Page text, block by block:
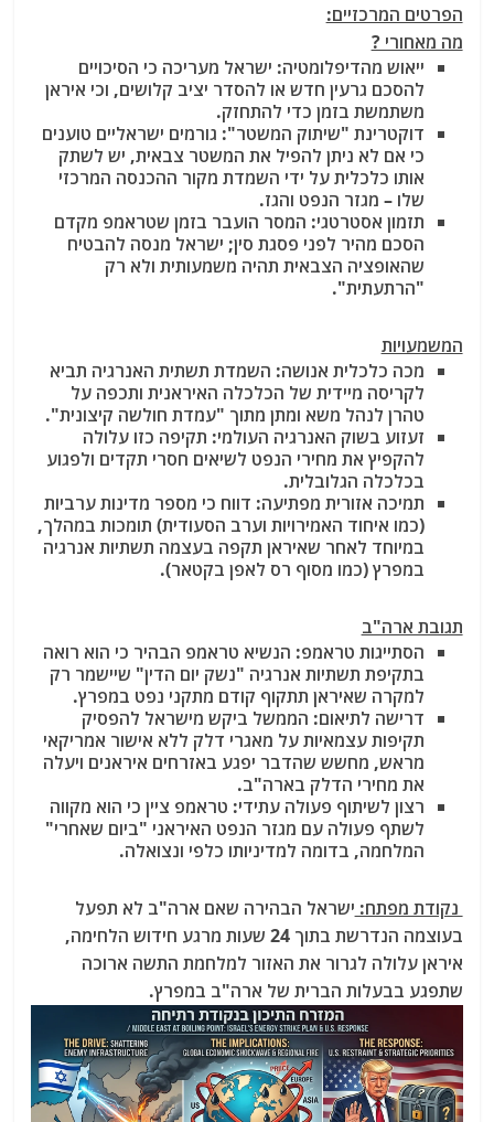
הפרטים המרכזיים:
מה מאחורי ?
ייאוש מהדיפלומטיה: ישראל מעריכה כי הסיכויים
להסכם גרעין חדש או להסדר יציב קלושים, וכי איראן
משתמשת בזמן כדי להתחזק.
דוקטרינת "שיתוק המשטר": גורמים ישראליים טוענים
כי אם לא ניתן להפיל את המשטר צבאית, יש לשתק
אותו כלכלית על ידי השמדת מקור ההכנסה המרכזי
שלו – מגזר הנפט והגז.
תזמון אסטרטגי: המסר הועבר בזמן שטראמפ מקדם
הסכם מהיר לפני פסגת סין; ישראל מנסה להבטיח
שהאופציה הצבאית תהיה משמעותית ולא רק
"הרתעתית".
המשמעויות
מכה כלכלית אנושה: השמדת תשתית האנרגיה תביא
לקריסה מיידית של הכלכלה האיראנית ותכפה על
טהרן לנהל משא ומתן מתוך "עמדת חולשה קיצונית".
זעזוע בשוק האנרגיה העולמי: תקיפה כזו עלולה
להקפיץ את מחירי הנפט לשיאים חסרי תקדים ולפגוע
בכלכלה הגלובלית.
תמיכה אזורית מפתיעה: דווח כי מספר מדינות ערביות
(כמו איחוד האמירויות וערב הסעודית) תומכות במהלך,
במיוחד לאחר שאיראן תקפה בעצמה תשתיות אנרגיה
במפרץ (כמו מסוף רס לאפן בקטאר).
תגובת ארה"ב
הסתייגות טראמפ: הנשיא טראמפ הבהיר כי הוא רואה
בתקיפת תשתיות אנרגיה "נשק יום הדין" שיישמר רק
למקרה שאיראן תתקוף קודם מתקני נפט במפרץ.
דרישה לתיאום: הממשל ביקש מישראל להפסיק
תקיפות עצמאיות על מאגרי דלק ללא אישור אמריקאי
מראש, מחשש שהדבר יפגע באזרחים איראנים ויעלה
את מחירי הדלק בארה"ב.
רצון לשיתוף פעולה עתידי: טראמפ ציין כי הוא מקווה
לשתף פעולה עם מגזר הנפט האיראני "ביום שאחרי"
המלחמה, בדומה למדיניותו כלפי ונצואלה.
נקודת מפתח: ישראל הבהירה שאם ארה"ב לא תפעל
בעוצמה הנדרשת בתוך 24 שעות מרגע חידוש הלחימה,
איראן עלולה לגרור את האזור למלחמת התשה ארוכה
שתפגע בבעלות הברית של ארה"ב במפרץ.